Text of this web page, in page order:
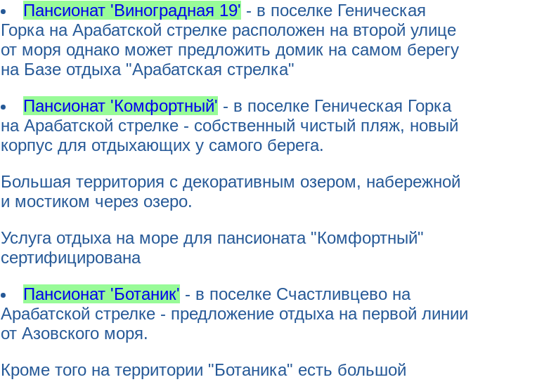
Пансионат 'Виноградная 19' - в поселке Геническая
Горка на Арабатской стрелке расположен на второй улице
от моря однако может предложить домик на самом берегу
на Базе отдыха "Арабатская стрелка"
Пансионат 'Комфортный' - в поселке Геническая Горка
на Арабатской стрелке - собственный чистый пляж, новый
корпус для отдыхающих у самого берега.
Большая территория с декоративным озером, набережной
и мостиком через озеро.
Услуга отдыха на море для пансионата "Комфортный"
сертифицирована
Пансионат 'Ботаник' - в поселке Счастливцево на
Арабатской стрелке - предложение отдыха на первой линии
от Азовского моря.
Кроме того на территории "Ботаника" есть большой